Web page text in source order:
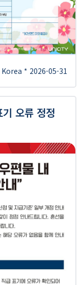
* 2026-05-31
오류 정정